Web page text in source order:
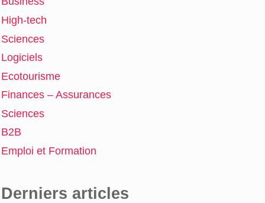
High-tech
Sciences
Logiciels
Ecotourisme
Finances – Assurances
Sciences
B2B
Emploi et Formation
Derniers articles